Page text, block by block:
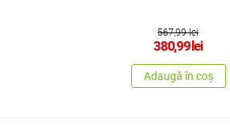
567,99 lei
380,99lei
Adaugă în coș